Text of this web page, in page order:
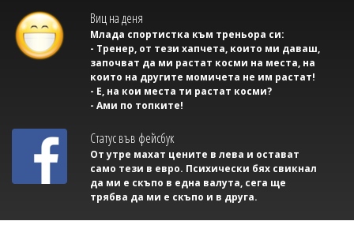
Виц на деня
Млада спортистка към треньора си:
- Тренер, от тези хапчета, които ми даваш,
започват да ми растат косми на места, на
които на другите момичета не им растат!
- Е, на кои места ти растат косми?
- Ами по топките!
Статус във фейсбук
От утре махат цените в лева и остават
само тези в евро. Психически бях свикнал
да ми е скъпо в една валута, сега ще
трябва да ми е скъпо и в друга.